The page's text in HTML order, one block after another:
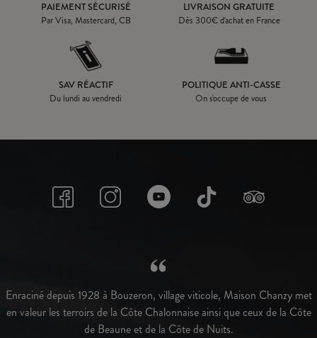
PAIEMENT SÉCURISÉ
Par Visa, Mastercard, CB
LIVRAISON GRATUITE
Dès 300€ d'achat en France
SAV RÉACTIF
Du lundi au vendredi
POLITIQUE ANTI-CASSE
On s'occupe de vous
Enraciné depuis 1928 à Bouzeron, village viticole, Maison Chanzy met
en valeur les terroirs de la Côte Chalonnaise ainsi que ceux de la Côte
de Beaune et de la Côte de Nuits.